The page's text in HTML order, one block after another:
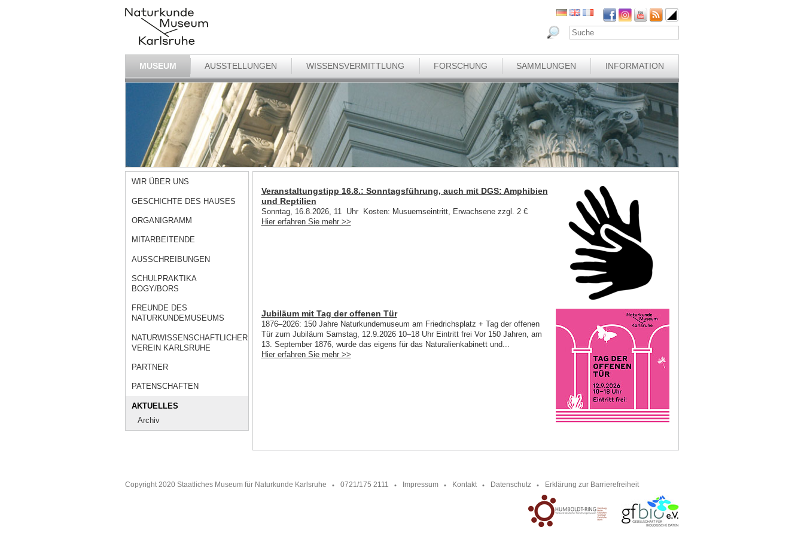
MUSEUM AUSSTELLUNGEN WISSENSVERMITTLUNG FORSCHUNG SAMMLUNGEN INFORMATION
WIR ÜBER UNS
GESCHICHTE DES HAUSES
ORGANIGRAMM
MITARBEITENDE
AUSSCHREIBUNGEN
SCHULPRAKTIKA
BOGY/BORS
FREUNDE DES
NATURKUNDEMUSEUMS
NATURWISSENSCHAFTLICHER
VEREIN KARLSRUHE
PARTNER
PATENSCHAFTEN
AKTUELLES
Archiv
Veranstaltungstipp 16.8.: Sonntagsführung, auch mit DGS: Amphibien
und Reptilien
Sonntag, 16.8.2026, 11 Uhr Kosten: Musuemseintritt, Erwachsene zzgl. 2 €
Hier erfahren Sie mehr >>
Jubiläum mit Tag der offenen Tür
1876–2026: 150 Jahre Naturkundemuseum am Friedrichsplatz + Tag der offenen
Tür zum Jubiläum Samstag, 12.9.2026 10–18 Uhr Eintritt frei Vor 150 Jahren, am
13. September 1876, wurde das eigens für das Naturalienkabinett und...
Hier erfahren Sie mehr >>
Copyright 2020 Staatliches Museum für Naturkunde Karlsruhe 0721/175 2111 Impressum Kontakt Datenschutz Erklärung zur Barrierefreiheit